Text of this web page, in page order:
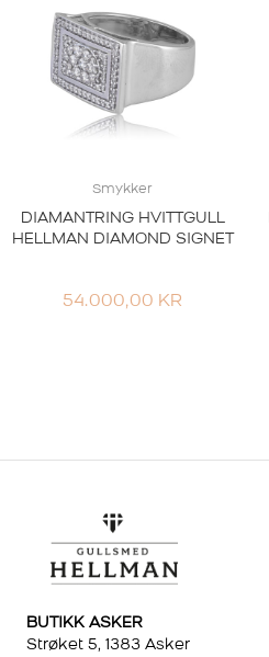
Smykker
DIAMANTRING HVITTGULL
HELLMAN DIAMOND SIGNET
54.000,00 KR
BUTIKK ASKER
Strøket 5, 1383 Asker